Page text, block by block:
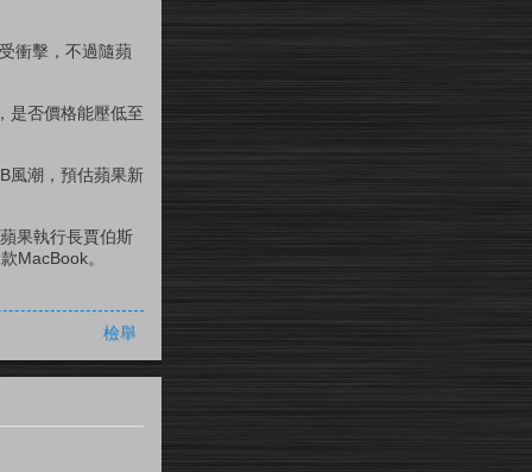
衝擊，不過隨蘋
是否價格能壓低至
風潮，預估蘋果新
果執行長賈伯斯
MacBook。
檢舉